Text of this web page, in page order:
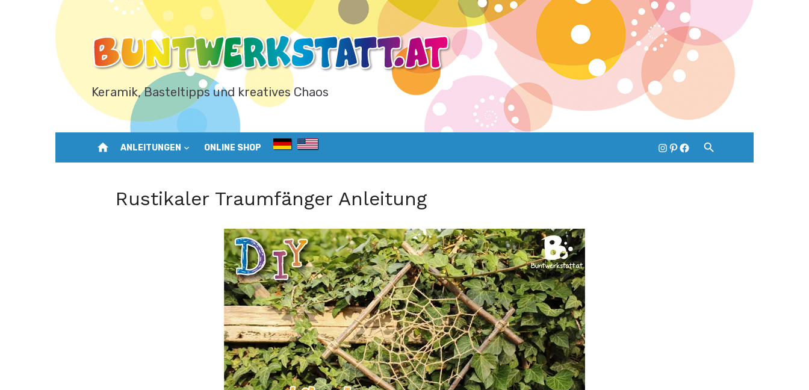
Keramik, Basteltipps und kreatives Chaos
home ANLEITUNGEN ONLINE SHOP Instagram
pinterest
Facebook
Rustikaler Traumfänger Anleitung